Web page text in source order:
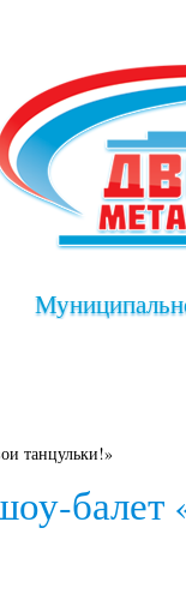
танцульки!»
балет